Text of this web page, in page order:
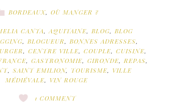
BORDEAUX, OÙ MANGER ?
CANTA,AQUITAINE, BLOG, BLOG
, BLOGUEUR, BONNES ADRESSES,
, CENTRE VILLE, COUPLE, CUISINE,
, GASTRONOMIE, GIRONDE, REPAS,
, SAINT EMILION, TOURISME, VILLE
MÉDIÉVALE, VIN ROUGE
1 COMMENT